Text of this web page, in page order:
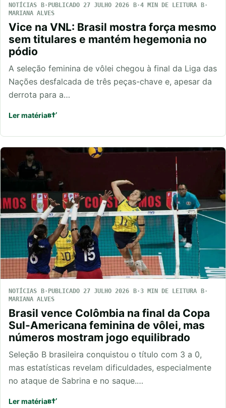
NOTÍCIAS PUBLICADO 27 JULHO 2026
4 MIN DE LEITURA
MARIANA ALVES
Vice na VNL: Brasil mostra força mesmo
sem titulares e mantém hegemonia no
pódio
A seleção feminina de vôlei chegou à final da Liga das
Nações desfalcada de três peças-chave e, apesar da
derrota para a…
Ler matéria
NOTÍCIAS PUBLICADO 27 JULHO 2026
3 MIN DE LEITURA
MARIANA ALVES
Brasil vence Colômbia na final da Copa
Sul-Americana feminina de vôlei, mas
números mostram jogo equilibrado
Seleção B brasileira conquistou o título com 3 a 0,
mas estatísticas revelam dificuldades, especialmente
no ataque de Sabrina e no saque.…
Ler matéria